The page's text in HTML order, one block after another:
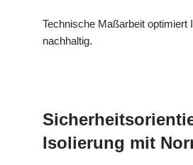
Technische Maßarbeit optimiert
nachhaltig.
Isolierung mit